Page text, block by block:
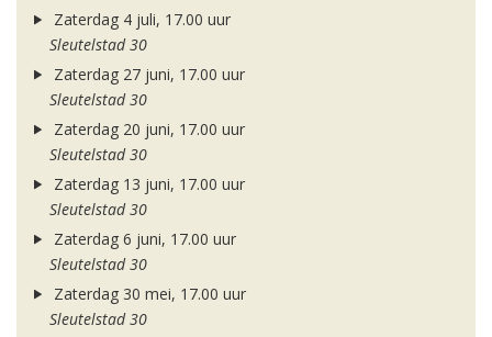
Zaterdag 4 juli, 17.00 uur
Sleutelstad 30
Zaterdag 27 juni, 17.00 uur
Sleutelstad 30
Zaterdag 20 juni, 17.00 uur
Sleutelstad 30
Zaterdag 13 juni, 17.00 uur
Sleutelstad 30
Zaterdag 6 juni, 17.00 uur
Sleutelstad 30
Zaterdag 30 mei, 17.00 uur
Sleutelstad 30